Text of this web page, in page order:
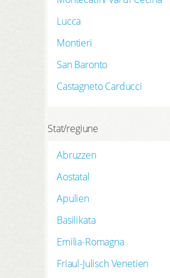
Lucca
Montieri
San Baronto
Castagneto Carducci
Stat/regiune
Abruzzen
Aostatal
Apulien
Basilikata
Emilia-Romagna
Friaul-Julisch Venetien